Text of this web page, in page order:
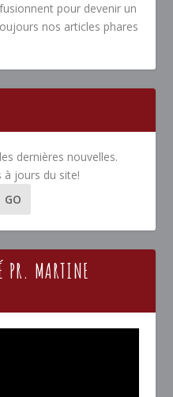
pour devenir un
nos articles phares
dernières nouvelles.
à jours du site!
PR. MARTINE